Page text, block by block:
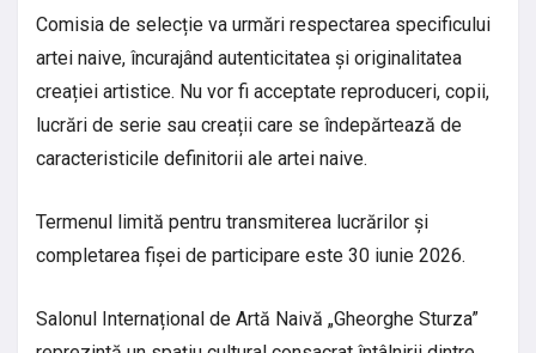
Comisia de selecție va urmări respectarea specificului
artei naive, încurajând autenticitatea și originalitatea
creației artistice. Nu vor fi acceptate reproduceri, copii,
lucrări de serie sau creații care se îndepărtează de
caracteristicile definitorii ale artei naive.
Termenul limită pentru transmiterea lucrărilor și
completarea fișei de participare este 30 iunie 2026.
Salonul Internațional de Artă Naivă „Gheorghe Sturza”